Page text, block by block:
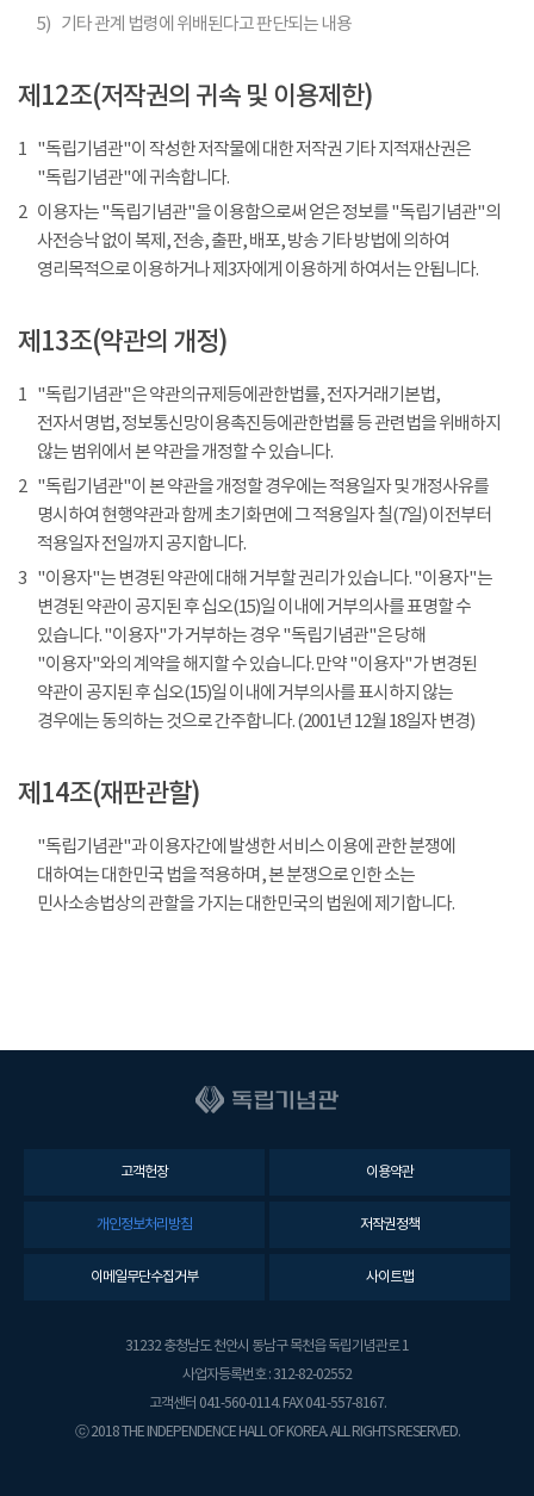
5) 기타 관계 법령에 위배된다고 판단되는 내용
제12조(저작권의 귀속 및 이용제한)
1 "독립기념관"이 작성한 저작물에 대한 저작권 기타 지적재산권은
"독립기념관"에 귀속합니다.
2 이용자는 "독립기념관"을 이용함으로써 얻은 정보를 "독립기념관"의
사전승낙 없이 복제, 전송, 출판, 배포, 방송 기타 방법에 의하여
영리목적으로 이용하거나 제3자에게 이용하게 하여서는 안됩니다.
제13조(약관의 개정)
1 "독립기념관"은 약관의규제등에관한법률, 전자거래기본법,
전자서명법, 정보통신망이용촉진등에관한법률 등 관련법을 위배하지
않는 범위에서 본 약관을 개정할 수 있습니다.
2 "독립기념관"이 본 약관을 개정할 경우에는 적용일자 및 개정사유를
명시하여 현행약관과 함께 초기화면에 그 적용일자 칠(7일) 이전부터
적용일자 전일까지 공지합니다.
3 "이용자"는 변경된 약관에 대해 거부할 권리가 있습니다. "이용자"는
변경된 약관이 공지된 후 십오(15)일 이내에 거부의사를 표명할 수
있습니다. "이용자"가 거부하는 경우 "독립기념관"은 당해
"이용자"와의 계약을 해지할 수 있습니다. 만약 "이용자"가 변경된
약관이 공지된 후 십오(15)일 이내에 거부의사를 표시하지 않는
경우에는 동의하는 것으로 간주합니다. (2001년 12월 18일자 변경)
제14조(재판관할)
"독립기념관"과 이용자간에 발생한 서비스 이용에 관한 분쟁에
대하여는 대한민국 법을 적용하며, 본 분쟁으로 인한 소는
민사소송법상의 관할을 가지는 대한민국의 법원에 제기합니다.
고객헌장 이용약관
개인정보처리방침 저작권정책
이메일무단수집거부 사이트맵
31232 충청남도 천안시 동남구 목천읍 독립기념관로 1
사업자등록번호 : 312-82-02552
고객센터 041-560-0114. FAX 041-557-8167.
ⓒ 2018 THE INDEPENDENCE HALL OF KOREA. ALL RIGHTS RESERVED.